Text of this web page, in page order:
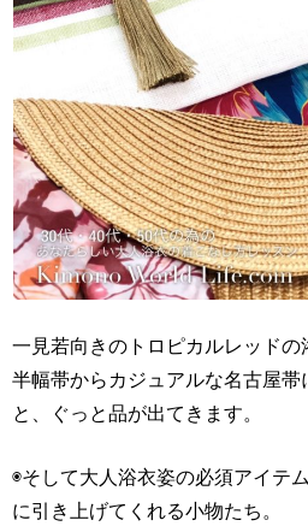
一見若向きのトロピカルレッド
半幅帯からカジュアルな名古屋帯
と、ぐっと品が出てきます。
◉そして大人浴衣姿の必須アイテ
に引き上げてくれる小物たち。